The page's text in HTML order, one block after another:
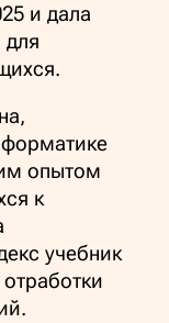
и дала
опытом
к
учебник